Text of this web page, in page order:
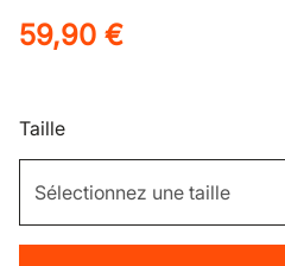
59,90 €
Taille